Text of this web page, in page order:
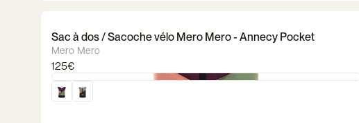
Sac à dos / Sacoche vélo Mero Mero - Annecy Pocket
Mero Mero
125€